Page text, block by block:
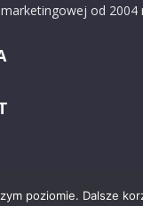
od 2004
poziomie. Dalsze